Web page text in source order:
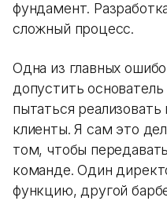
фундамент.
сложный процесс.
Одна из главных
допустить
пытаться
клиенты. Я сам это
том, чтобы
команде. Один
функцию, другой